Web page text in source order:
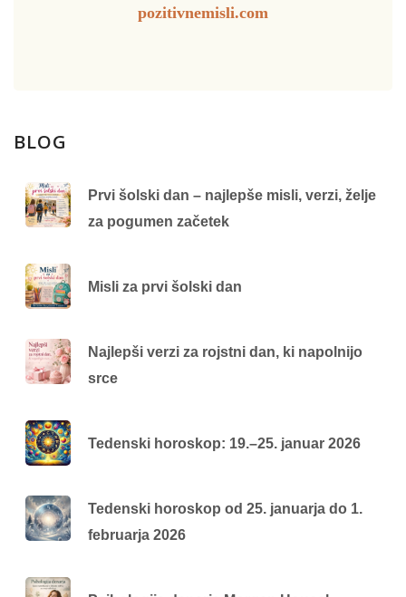
pozitivnemisli.com
BLOG
Prvi šolski dan – najlepše misli, verzi, želje
za pogumen začetek
Misli za prvi šolski dan
Najlepši verzi za rojstni dan, ki napolnijo
srce
Tedenski horoskop: 19.–25. januar 2026
Tedenski horoskop od 25. januarja do 1.
februarja 2026